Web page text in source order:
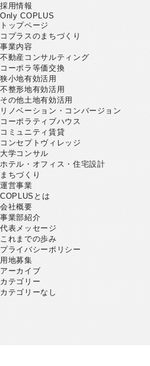
採用情報
Only COPLUS
トップページ
コプラスのまちづくり
事業内容
不動産コンサルティング
コーポラ等価交換
狭小地有効活用
不整形地有効活用
その他土地有効活用
リノベーション・コンバージョン
コーポラティブハウス
コミュニティ賃貸
コンセプトヴィレッジ
大学コンサル
ホテル・オフィス・住宅設計
まちづくり
運営事業
COPLUSとは
会社概要
事業部紹介
代表メッセージ
これまでの歩み
プライバシーポリシー
用地募集
アーカイブ
カテゴリー
カテゴリーなし